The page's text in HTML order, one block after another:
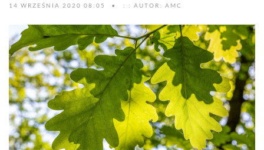
14 WRZEŚNIA 2020 08:05 : : AUTOR: AMC